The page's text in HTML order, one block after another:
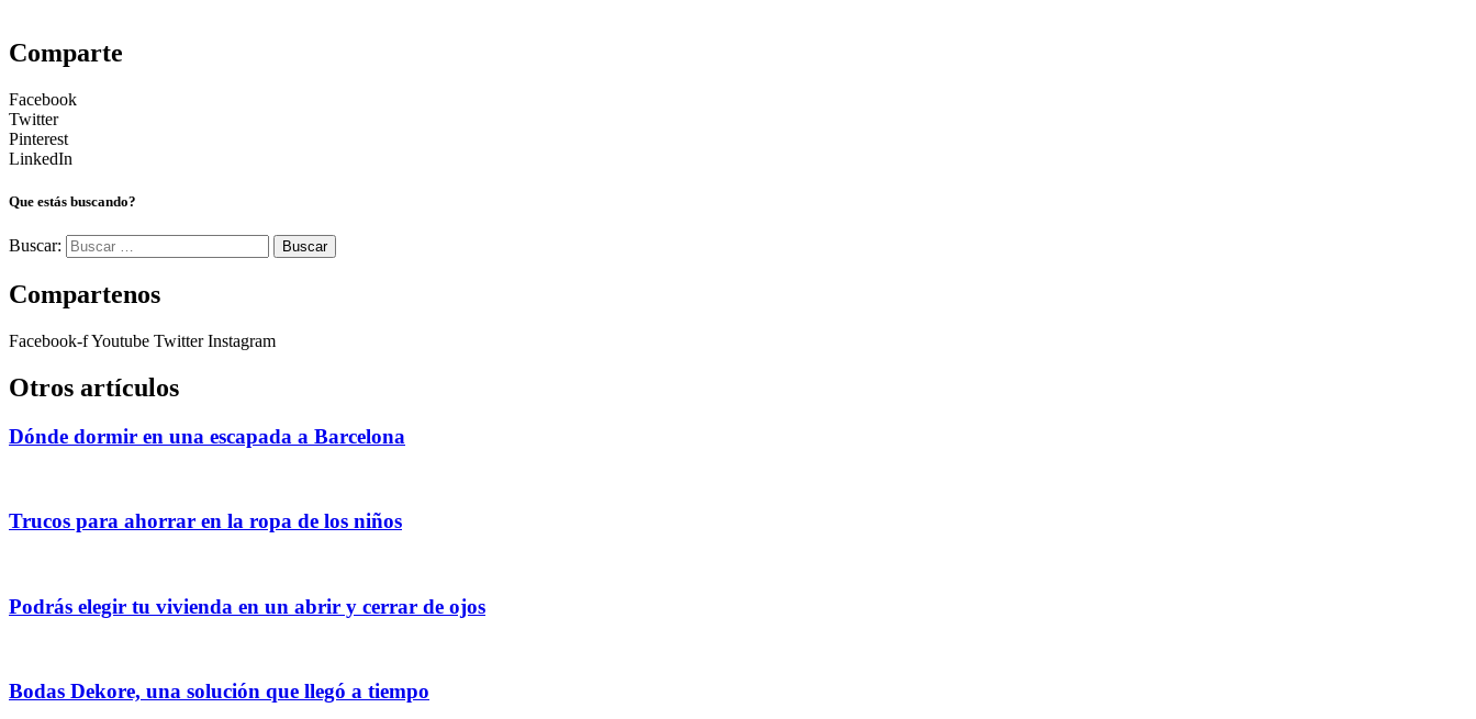
Comparte
Facebook
Twitter
Pinterest
LinkedIn
Que estás buscando?
Buscar:
Compartenos
Facebook-fYoutube Twitter Instagram
Otros artículos
Dónde dormir en una escapada a Barcelona
Trucos para ahorrar en la ropa de los niños
Podrás elegir tu vivienda en un abrir y cerrar de ojos
Bodas Dekore, una solución que llegó a tiempo